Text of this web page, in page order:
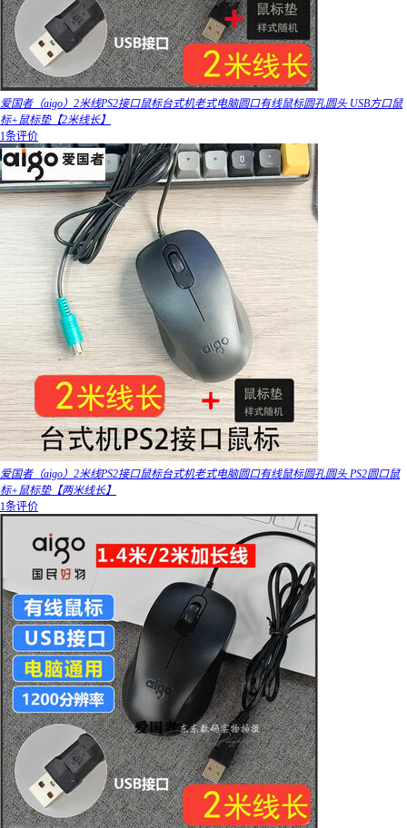
爱国者（aigo）2米线PS2接口鼠标台式机老式电脑圆口有线鼠标圆孔圆头 USB方口鼠
标+鼠标垫【2米线长】
1条评价
爱国者（aigo）2米线PS2接口鼠标台式机老式电脑圆口有线鼠标圆孔圆头 PS2圆口鼠
标+鼠标垫【两米线长】
1条评价